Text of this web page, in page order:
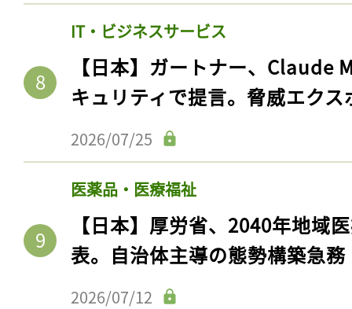
IT・ビジネスサービス
【日本】ガートナー、Claude
キュリティで提言。脅威エク
2026/07/25
医薬品・医療福祉
【日本】厚労省、2040年地域
表。自治体主導の態勢構築急務
2026/07/12